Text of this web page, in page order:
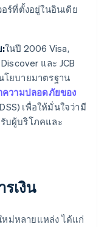
ร์ที่ตั้งอยู่ในอินเดีย
:ในปี 2006 Visa,
และ JCB
โยบายมาตรฐาน
ความปลอดภัยของ
เพื่อให้มั่นใจว่ามี
บผู้บริโภคและ
เงิน
หม่หลายแหล่ง ได้แก่